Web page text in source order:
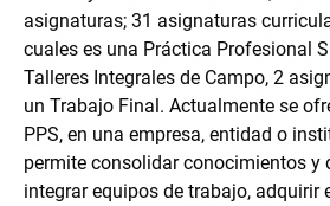
asignaturas; 31 asignaturas
cuales es una Práctica Profesional
Talleres Integrales de Campo, 2
un Trabajo Final. Actualmente se
PPS, en una empresa, entidad o
permite consolidar conocimientos y
integrar equipos de trabajo, adquirir